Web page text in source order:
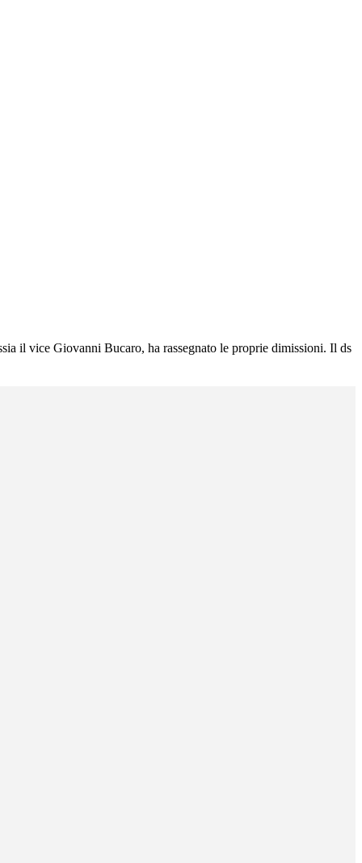
il vice Giovanni Bucaro, ha rassegnato le proprie dimissioni. Il ds